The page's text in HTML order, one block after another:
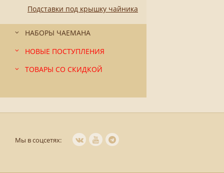
Подставки под крышку чайника
НАБОРЫ ЧАЕМАНА
НОВЫЕ ПОСТУПЛЕНИЯ
ТОВАРЫ СО СКИДКОЙ
Мы в соцсетях: